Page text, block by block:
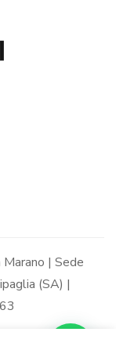
| Sede
(SA) |